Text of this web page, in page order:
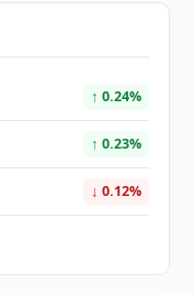
↑ 0.24%
↑ 0.23%
↓ 0.12%